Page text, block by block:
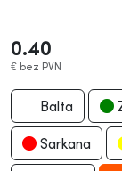
0.40
€ bez PVN
Balta
Sarkana